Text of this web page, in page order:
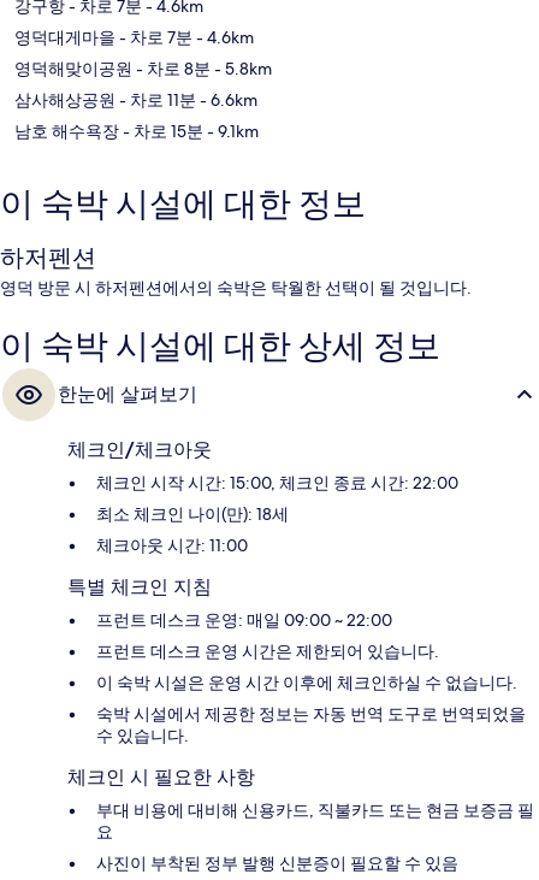
강구항- 차로 7분 - 4.6km
영덕대게마을 - 차로 7분 - 4.6km
영덕해맞이공원 - 차로 8분 - 5.8km
삼사해상공원 - 차로 11분 - 6.6km
남호 해수욕장- 차로 15분 - 9.1km
이 숙박 시설에 대한 정보
하저펜션
영덕 방문 시 하저펜션에서의 숙박은 탁월한 선택이 될 것입니다.
이 숙박 시설에 대한 상세 정보
한눈에 살펴보기
체크인/체크아웃
체크인 시작 시간: 15:00, 체크인 종료 시간: 22:00
최소 체크인 나이(만): 18세
체크아웃 시간: 11:00
특별 체크인 지침
프런트 데스크 운영: 매일 09:00 ~ 22:00
프런트 데스크 운영 시간은 제한되어 있습니다.
이 숙박 시설은 운영 시간 이후에 체크인하실 수 없습니다.
숙박 시설에서 제공한 정보는 자동 번역 도구로 번역되었을
수 있습니다.
체크인 시 필요한 사항
부대 비용에 대비해 신용카드, 직불카드 또는 현금 보증금 필
요
사진이 부착된 정부 발행 신분증이 필요할 수 있음